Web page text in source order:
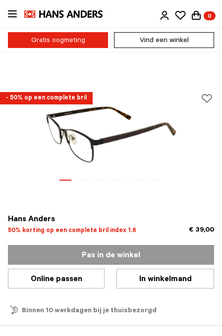
Ga
naar
inhoud
0
Gratis oogmeting Vind een winkel
- 50% op een complete bril
Hans Anders
50% korting op een complete bril index 1.6 € 39,00
Pas in de winkel
Online passen In winkelmand
Binnen 10 werkdagen bij je thuisbezorgd